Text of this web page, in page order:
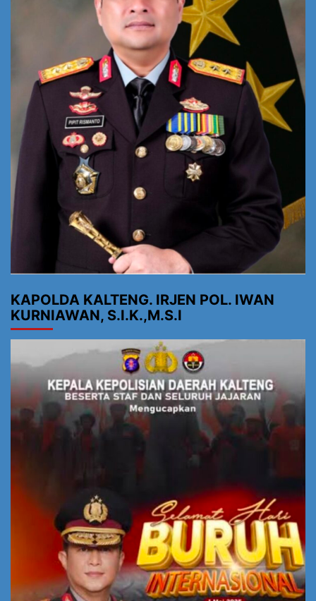
KAPOLDA KALTENG. IRJEN POL. IWAN
KURNIAWAN, S.I.K.,M.S.I